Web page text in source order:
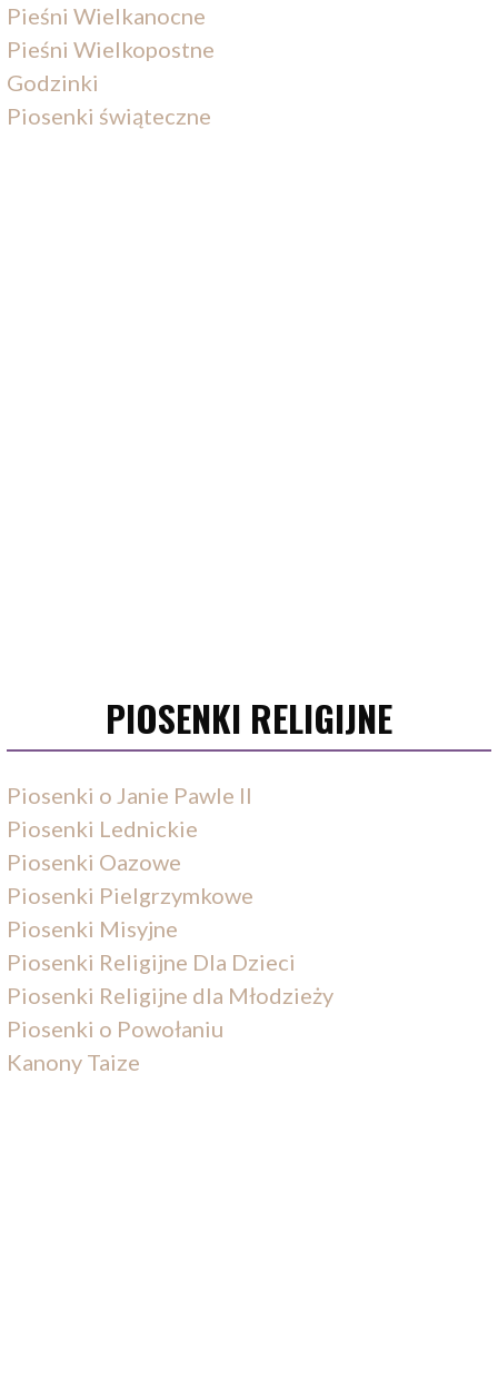
Pieśni Wielkanocne
Pieśni Wielkopostne
Godzinki
Piosenki świąteczne
PIOSENKI RELIGIJNE
Piosenki o Janie Pawle II
Piosenki Lednickie
Piosenki Oazowe
Piosenki Pielgrzymkowe
Piosenki Misyjne
Piosenki Religijne Dla Dzieci
Piosenki Religijne dla Młodzieży
Piosenki o Powołaniu
Kanony Taize